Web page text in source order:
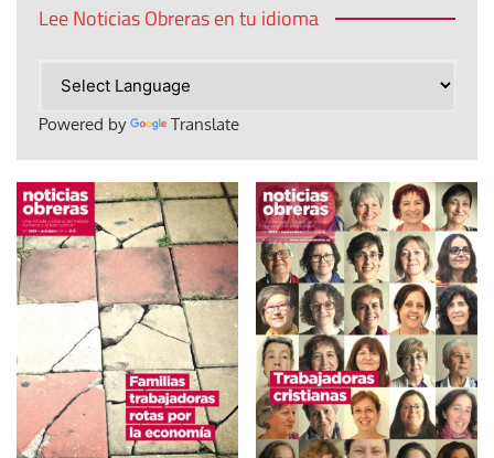
Lee Noticias Obreras en tu idioma
Powered by Translate